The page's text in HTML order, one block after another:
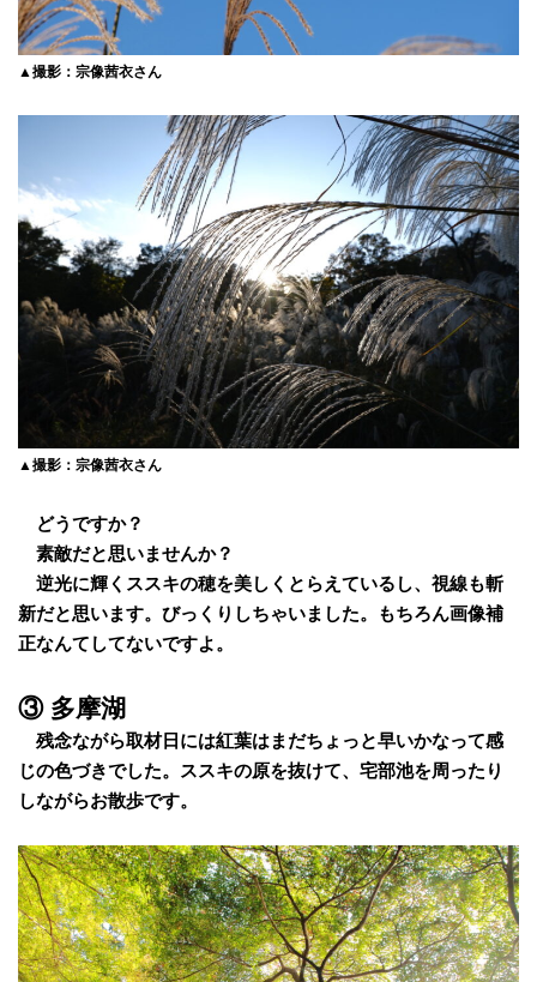
▲撮影：宗像茜衣さん
▲撮影：宗像茜衣さん
どうですか？
素敵だと思いませんか？
逆光に輝くススキの穂を美しくとらえているし、視線も斬
新だと思います。びっくりしちゃいました。もちろん画像補
正なんてしてないですよ。
③ 多摩湖
残念ながら取材日には紅葉はまだちょっと早いかなって感
じの色づきでした。ススキの原を抜けて、宅部池を周ったり
しながらお散歩です。